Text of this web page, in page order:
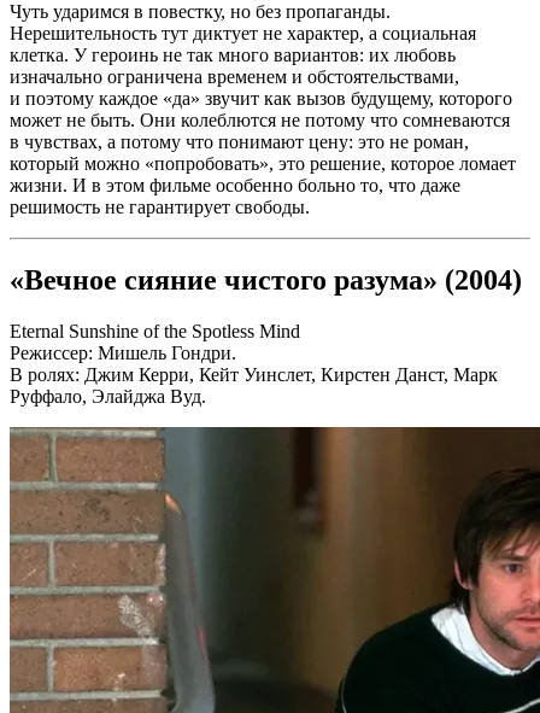
Чуть ударимся в повестку, но без пропаганды.
Нерешительность тут диктует не характер, а социальная
клетка. У героинь не так много вариантов: их любовь
изначально ограничена временем и обстоятельствами,
и поэтому каждое «да» звучит как вызов будущему, которого
может не быть. Они колеблются не потому что сомневаются
в чувствах, а потому что понимают цену: это не роман,
который можно «попробовать», это решение, которое ломает
жизни. И в этом фильме особенно больно то, что даже
решимость не гарантирует свободы.
«Вечное сияние чистого разума» (2004)
Eternal Sunshine of the Spotless Mind
Режиссер: Мишель Гондри.
В ролях: Джим Керри, Кейт Уинслет, Кирстен Данст, Марк
Руффало, Элайджа Вуд.